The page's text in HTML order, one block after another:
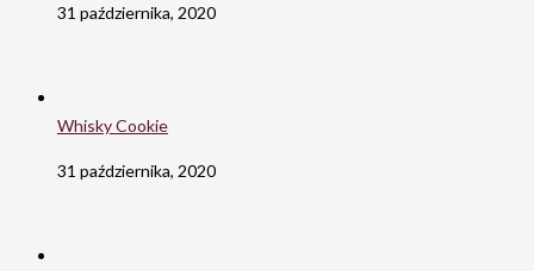
31 października, 2020
Whisky Cookie
31 października, 2020